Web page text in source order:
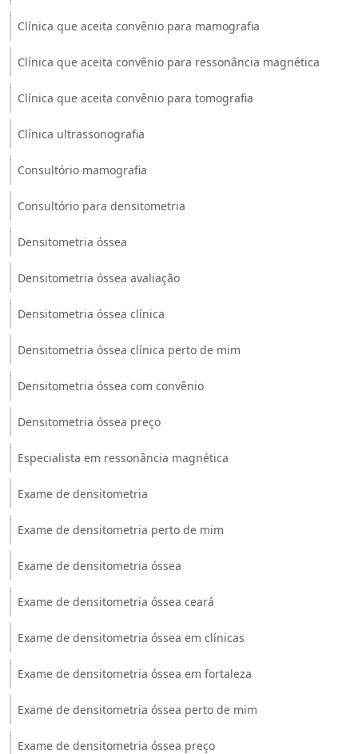
Clínica que aceita convênio para mamografia
Clínica que aceita convênio para ressonância magnética
Clínica que aceita convênio para tomografia
Clínica ultrassonografia
Consultório mamografia
Consultório para densitometria
Densitometria óssea
Densitometria óssea avaliação
Densitometria óssea clínica
Densitometria óssea clínica perto de mim
Densitometria óssea com convênio
Densitometria óssea preço
Especialista em ressonância magnética
Exame de densitometria
Exame de densitometria perto de mim
Exame de densitometria óssea
Exame de densitometria óssea ceará
Exame de densitometria óssea em clínicas
Exame de densitometria óssea em fortaleza
Exame de densitometria óssea perto de mim
Exame de densitometria óssea preço